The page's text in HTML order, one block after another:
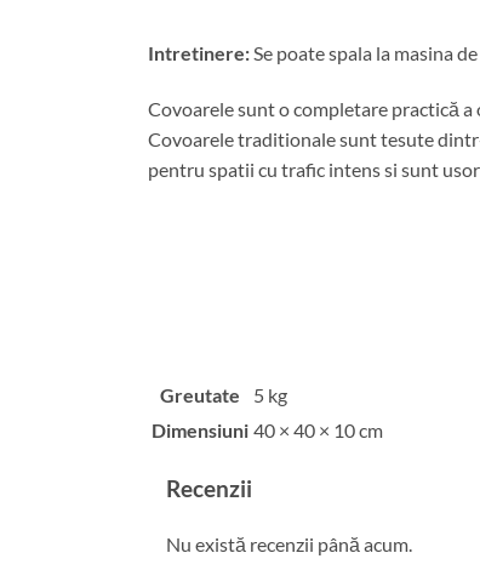
Intretinere:Se poate spala la masina
Covoarele sunt o completare practică a
Covoarele traditionale sunt tesute
pentru spatii cu trafic intens si sunt
Greutate
5 kg
Dimensiuni 40 × 40 × 10 cm
Recenzii
Nu există recenzii până acum.